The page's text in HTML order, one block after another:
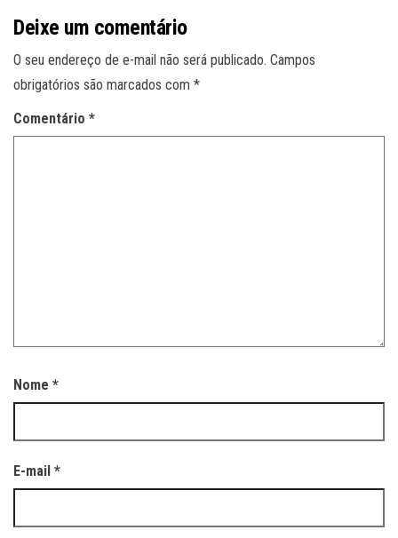
Deixe um comentário
O seu endereço de e-mail não será publicado. Campos
obrigatórios são marcados com *
Comentário *
Nome *
E-mail *